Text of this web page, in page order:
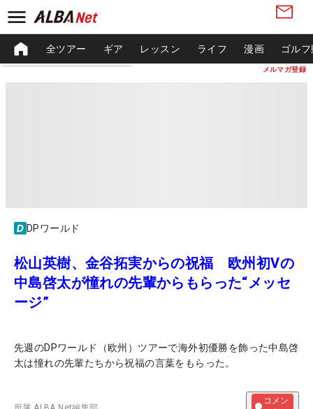
メルマガ登録
全ツアー ギア レッスン ライフ 漫画 ゴル
DPワールド
松山英樹、金谷拓実からの祝福 欧州初Vの
中島啓太が憧れの先輩からもらった“メッセ
ージ”
先週のDPワールド（欧州）ツアーで海外初優勝を飾った中島啓
太は憧れの先輩たちから祝福の言葉をもらった。
コメン